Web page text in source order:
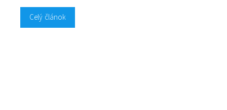
Celý článok